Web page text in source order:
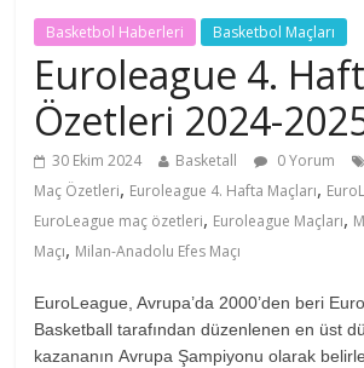
Basketbol Haberleri Basketbol Maçları
Euroleague 4.
Özetleri 2024-
30 Ekim 2024 Basketall 0 Yorum
Maç Özetleri, Euroleague 4. Hafta Maçları,
EuroLeague maç özetleri, Euroleague Maçları,
Maçı, Milan-Anadolu Efes Maçı
EuroLeague, Avrupa’da 2000’den beri
Basketball tarafından düzenlenen en üst
kazananın Avrupa Şampiyonu olarak